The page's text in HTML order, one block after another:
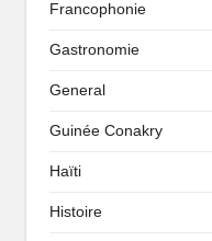
Francophonie
Gastronomie
General
Guinée Conakry
Haïti
Histoire